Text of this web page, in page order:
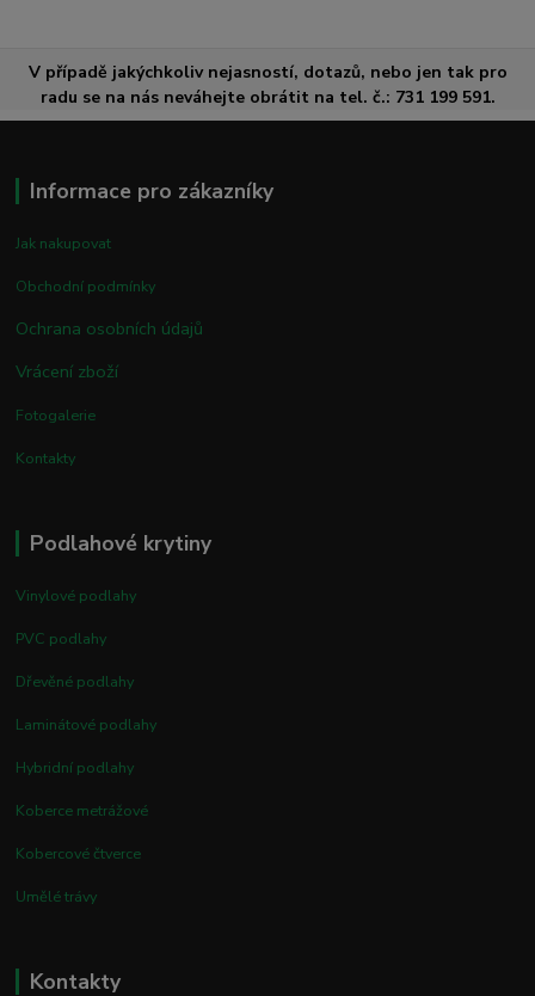
V případě jakýchkoliv nejasností, dotazů, nebo jen tak pro
radu se na nás neváhejte obrátit na tel. č.: 731 199 591.
Informace pro zákazníky
Jak nakupovat
Obchodní podmínky
Ochrana osobních údajů
Vrácení zboží
Fotogalerie
Kontakty
Podlahové krytiny
Vinylové podlahy
PVC podlahy
Dřevěné podlahy
Laminátové podlahy
Hybridní podlahy
Koberce metrážové
Kobercové čtverce
Umělé trávy
Kontakty